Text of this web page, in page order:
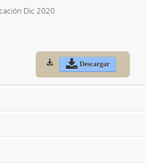
Dic 2020
Descargar